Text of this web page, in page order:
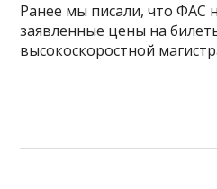
Ранее мы писали, что ФАС
заявленные цены на
высокоскоростной